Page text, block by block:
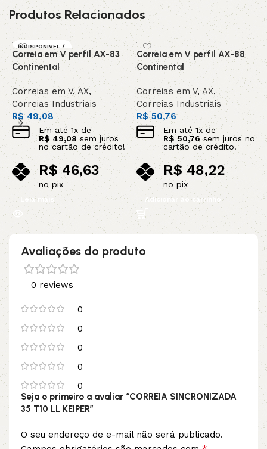
Produtos Relacionados
INDISPONIVEL /
SOB ENCOMEN
DA
Correia em V perfil AX-83
Continental
Correias em V, AX,
Correias Industriais
R$49,08
Em até1x de
R$ 49,08 sem juros
no cartão de crédito!
R$ 46,63
no pix
Leia mais
Correia em V perfil AX-88
Continental
Correias em V, AX,
Correias Industriais
R$50,76
Em até 1x de
R$ 50,76 sem juros no
cartão de crédito!
R$ 48,22
no pix
Adicionar ao carrinho
Avaliações do produto
0 reviews
0
0
0
0
0
Seja o primeiro a avaliar “CORREIA SINCRONIZADA
35 T10 LL KEIPER”
O seu endereço de e-mail não será publicado.